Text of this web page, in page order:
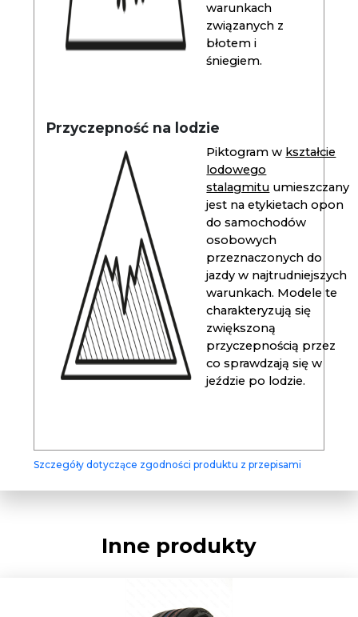
warunkach
związanych z
błotem i
śniegiem.
Przyczepność na lodzie
Piktogram w kształcie
lodowego
stalagmitu umieszczany
jest na etykietach opon
do samochodów
osobowych
przeznaczonych do
jazdy w najtrudniejszych
warunkach. Modele te
charakteryzują się
zwiększoną
przyczepnością przez
co sprawdzają się w
jeździe po lodzie.
Szczegóły dotyczące zgodności produktu z przepisami
Inne produkty